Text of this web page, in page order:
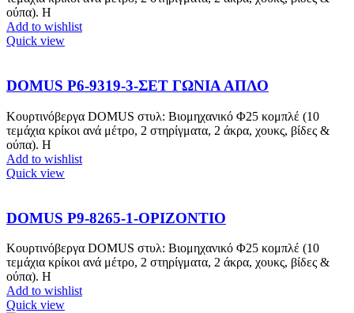
ούπα). Η
Add to wishlist
Quick view
DOMUS P6-9319-3-ΣΕΤ ΓΩΝΙΑ ΑΠΛΟ
Κουρτινόβεργα DOMUS στυλ: Βιομηχανικό Φ25 κομπλέ (10
τεμάχια κρίκοι ανά μέτρο, 2 στηρίγματα, 2 άκρα, χουκς, βίδες &
ούπα). Η
Add to wishlist
Quick view
DOMUS P9-8265-1-ΟΡΙΖΟΝΤΙΟ
Κουρτινόβεργα DOMUS στυλ: Βιομηχανικό Φ25 κομπλέ (10
τεμάχια κρίκοι ανά μέτρο, 2 στηρίγματα, 2 άκρα, χουκς, βίδες &
ούπα). Η
Add to wishlist
Quick view